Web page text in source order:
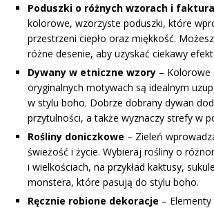
Poduszki o różnych wzorach i
kolorowe, wzorzyste poduszki, które
przestrzeni ciepło oraz miękkość. Możesz
różne desenie, aby uzyskać ciekawy efekt.
Dywany w etniczne wzory – Kolorowe
oryginalnych motywach są idealnym
w stylu boho. Dobrze dobrany dywan
przytulności, a także wyznaczy strefy w
Rośliny doniczkowe – Zieleń
świeżość i życie. Wybieraj rośliny o
i wielkościach, na przykład kaktusy,
monstera, które pasują do stylu boho.
Ręcznie robione dekoracje –